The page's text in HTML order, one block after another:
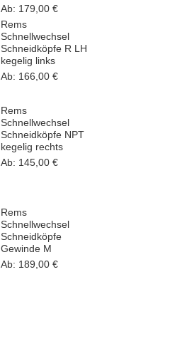
Ab: 179,00 €
Rems
Schnellwechsel
Schneidköpfe R LH
kegelig links
Ab: 166,00 €
Rems
Schnellwechsel
Schneidköpfe NPT
kegelig rechts
Ab: 145,00 €
Rems
Schnellwechsel
Schneidköpfe
Gewinde M
Ab: 189,00 €